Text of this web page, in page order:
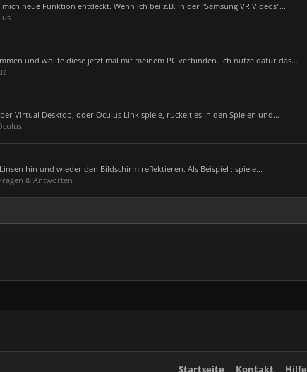
neue Funktion entdeckt. Wenn ich bei z.B. in der "Samsung VR Videos"...
und wollte diese jetzt mal mit meinem PC verbinden. Ich nutze dafür das...
Virtual Desktop, oder Oculus Link spiele, ruckelt es in den Spielen und...
hin und wieder den Bildschirm reflektieren. Als Beispiel : spiele...
& Antworten
Startseite Kontakt Hilfe